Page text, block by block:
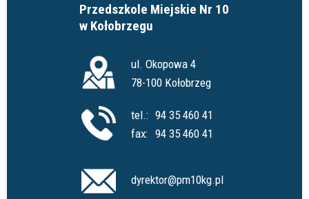
Przedszkole Miejskie Nr 10
w Kołobrzegu
ul. Okopowa 4
78-100 Kołobrzeg
tel.: 94 35 460 41
fax: 94 35 460 41
dyrektor@pm10kg.pl